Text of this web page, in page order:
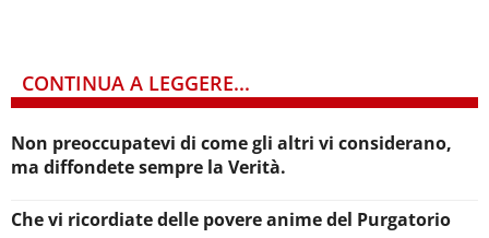
CONTINUA A LEGGERE...
Non preoccupatevi di come gli altri vi considerano,
ma diffondete sempre la Verità.
Che vi ricordiate delle povere anime del Purgatorio